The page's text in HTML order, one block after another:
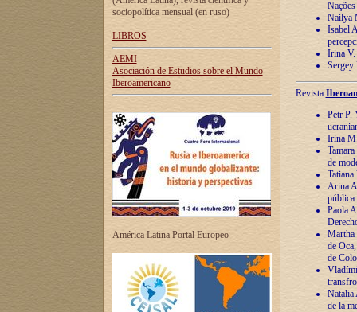
sociopolítica mensual (en ruso)
LIBROS
AEMI
Asociación de Estudios sobre el Mundo
Iberoamericano
América Latina Portal Europeo
Nailya
Isabel
Irina V.
Sergey
Revista
Petr P.
Irina
de
Arina
pública
Paola
Martha
de
de
Natalia
de la